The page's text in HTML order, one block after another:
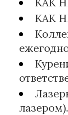
КАК
лазером).